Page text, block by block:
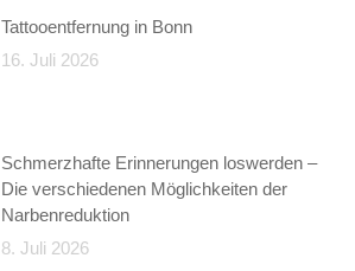
Tattooentfernung in Bonn
16. Juli 2026
Schmerzhafte Erinnerungen loswerden –
Die verschiedenen Möglichkeiten der
Narbenreduktion
8. Juli 2026